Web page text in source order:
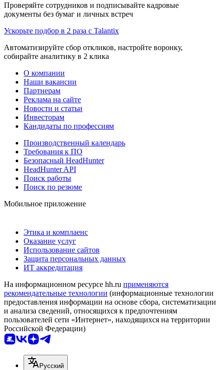
Проверяйте сотрудников и подписывайте кадровые
документы без бумаг и личных встреч
Ускорьте подбор в 2 раза с Talantix
Автоматизируйте сбор откликов, настройте воронку,
собирайте аналитику в 2 клика
О компании
Наши вакансии
Партнерам
Реклама на сайте
Новости и статьи
Инвесторам
Кандидаты по профессиям
Производственный календарь
Требования к ПО
Безопасный HeadHunter
HeadHunter API
Поиск работы
Поиск по резюме
Мобильное приложение
Этика и комплаенс
Оказание услуг
Использование сайтов
Защита персональных данных
ИТ аккредитация
На информационном ресурсе hh.ru применяются
рекомендательные технологии (информационные технологии
предоставления информации на основе сбора, систематизации
и анализа сведений, относящихся к предпочтениям
пользователей сети «Интернет», находящихся на территории
Российской Федерации)
Русский